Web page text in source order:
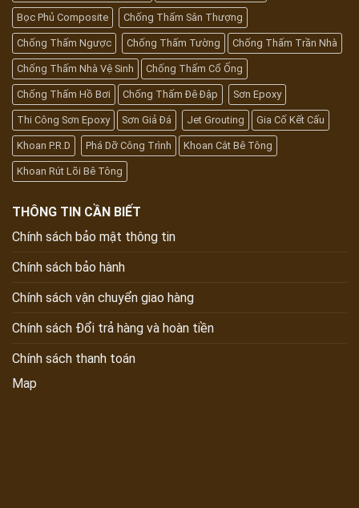
Bọc Phủ Composite Chống Thấm Sân Thượng
Chống Thấm Ngược Chống Thấm Tường Chống Thấm Trần Nhà
Chống Thấm Nhà Vệ Sinh Chống Thấm Cổ Ống
Chống Thấm Hồ Bơi Chống Thấm Đê Đập Sơn Epoxy
Thi Công Sơn Epoxy Sơn Giả Đá Jet Grouting Gia Cố Kết Cấu
Khoan P.R.D Phá Dỡ Công Trình Khoan Cắt Bê Tông
Khoan Rút Lõi Bê Tông
THÔNG TIN CẦN BIẾT
Chính sách bảo mật thông tin
Chính sách bảo hành
Chính sách vận chuyển giao hàng
Chính sách Đổi trả hàng và hoàn tiền
Chính sách thanh toán
Map